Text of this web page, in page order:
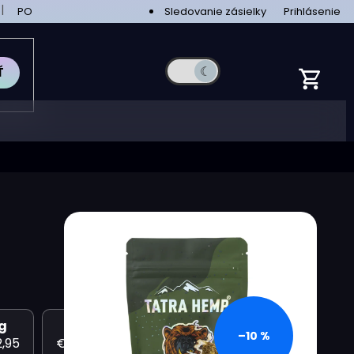
PODMIENKY OCHRANY OSOBNÝCH ÚDAJOV VEĽKOOBCHOD
Sledovanie zásielky Prihlásenie
–10 %
€33,75